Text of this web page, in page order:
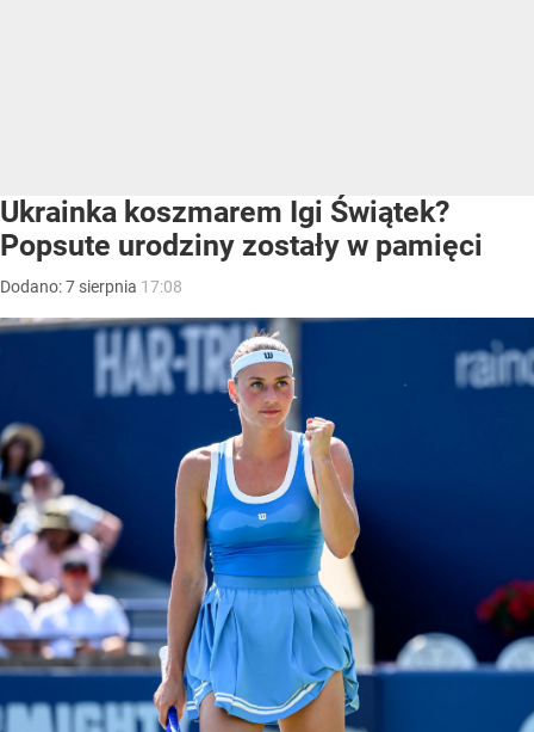
Ukrainka koszmarem Igi Świątek?
Popsute urodziny zostały w pamięci
Dodano:7 sierpnia 17:08